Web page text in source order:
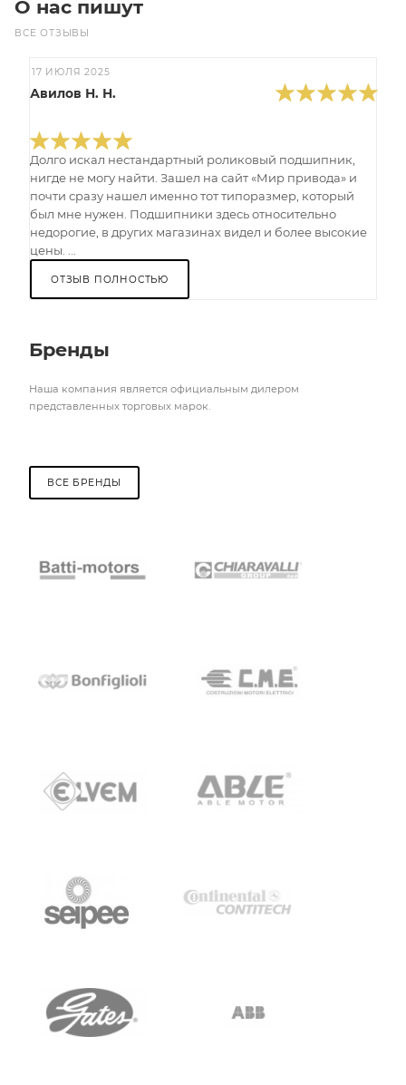
О нас пишут
ВСЕ ОТЗЫВЫ
17 ИЮЛЯ 2025
Авилов Н. Н.
Долго искал нестандартный роликовый подшипник,
нигде не могу найти. Зашел на сайт «Мир привода» и
почти сразу нашел именно тот типоразмер, который
был мне нужен. Подшипники здесь относительно
недорогие, в других магазинах видел и более высокие
цены. ...
ОТЗЫВ ПОЛНОСТЬЮ
Бренды
Наша компания является официальным дилером
представленных торговых марок.
ВСЕ БРЕНДЫ